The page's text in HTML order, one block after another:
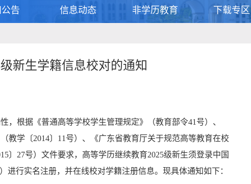
告 信息动态 非学历教育 下载专区
新生学籍信息校对的通知
，根据《普通高等学校学生管理规定》（教育部令41号）、
教学〔2014〕11号）、《广东省教育厅关于规范高等教育在校
〕27号）文件要求，高等学历继续教育2025级新生须登录中国
进行实名注册，并在线校对学籍注册信息。现具体通知如下：